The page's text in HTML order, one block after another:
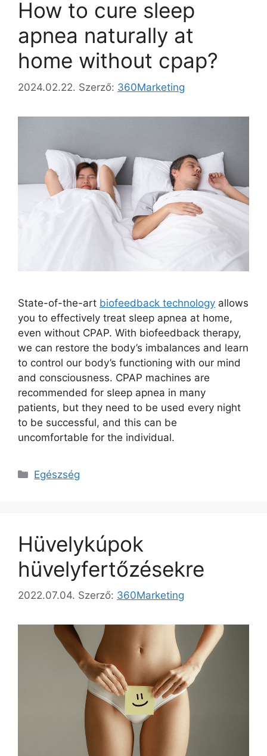
How to cure sleep
apnea naturally at
home without cpap?
2024.02.22. Szerző: 360Marketing
State-of-the-art biofeedback technology allows
you to effectively treat sleep apnea at home,
even without CPAP. With biofeedback therapy,
we can restore the body’s imbalances and learn
to control our body’s functioning with our mind
and consciousness. CPAP machines are
recommended for sleep apnea in many
patients, but they need to be used every night
to be successful, and this can be
uncomfortable for the individual.
Kategória
Egészség
Hüvelykúpok
hüvelyfertőzésekre
2022.07.04. Szerző: 360Marketing